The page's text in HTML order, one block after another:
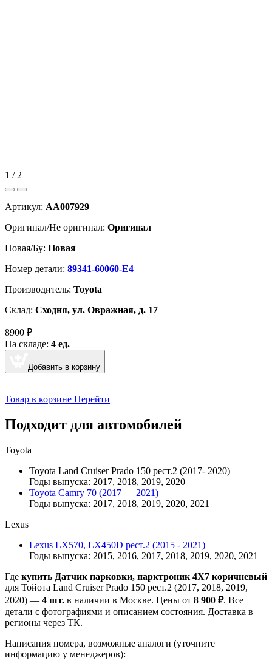
1 / 2
Артикул: AA007929
Оригинал/Не оригинал: Оригинал
Новая/Бу: Новая
Номер детали: 89341-60060-E4
Производитель: Toyota
Склад: Сходня, ул. Овражная, д. 17
8900 ₽
На складе: 4 ед.
Добавить в корзину
Товар в корзине Перейти
Подходит для автомобилей
Toyota
Toyota Land Cruiser Prado 150 рест.2 (2017- 2020)
Годы выпуска: 2017, 2018, 2019, 2020
Toyota Camry 70 (2017 — 2021)
Годы выпуска: 2017, 2018, 2019, 2020, 2021
Lexus
Lexus LX570, LX450D рест.2 (2015 - 2021)
Годы выпуска: 2015, 2016, 2017, 2018, 2019, 2020, 2021
Где купить Датчик парковки, парктроник 4X7 коричневый
для Тойота Land Cruiser Prado 150 рест.2 (2017, 2018, 2019,
2020) — 4 шт. в наличии в Москве. Цены от 8 900 ₽. Все
детали с фотографиями и описанием состояния. Доставка в
регионы через ТК.
Написания номера, возможные аналоги (уточните
информацию у менеджеров):